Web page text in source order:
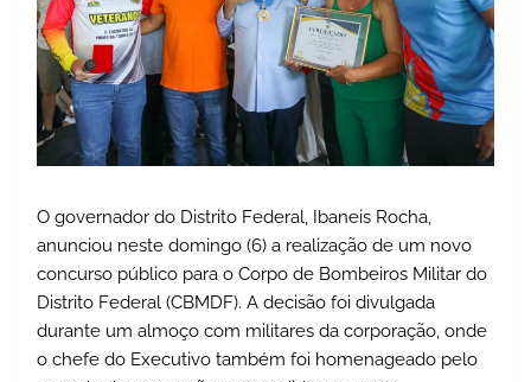
O governador do Distrito Federal, Ibaneis Rocha,
anunciou neste domingo (6) a realização de um novo
concurso público para o Corpo de Bombeiros Militar do
Distrito Federal (CBMDF). A decisão foi divulgada
durante um almoço com militares da corporação, onde
o chefe do Executivo também foi homenageado pelo